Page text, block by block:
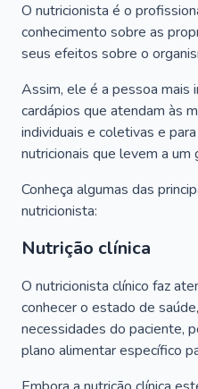
O nutricionista é o
conhecimento sobre as
seus efeitos sobre o
Assim, ele é a pessoa mais
cardápios que atendam às
individuais e coletivas e
nutricionais que levem a um
Conheça algumas das
nutricionista:
Nutrição clínica
O nutricionista clínico faz
conhecer o estado de
necessidades do paciente,
plano alimentar específico